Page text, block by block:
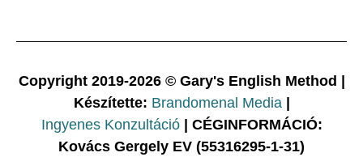
Copyright 2019-2026 © Gary's English Method |
Készítette: Brandomenal Media|
Ingyenes Konzultáció| CÉGINFORMÁCIÓ:
Kovács Gergely EV (55316295-1-31)